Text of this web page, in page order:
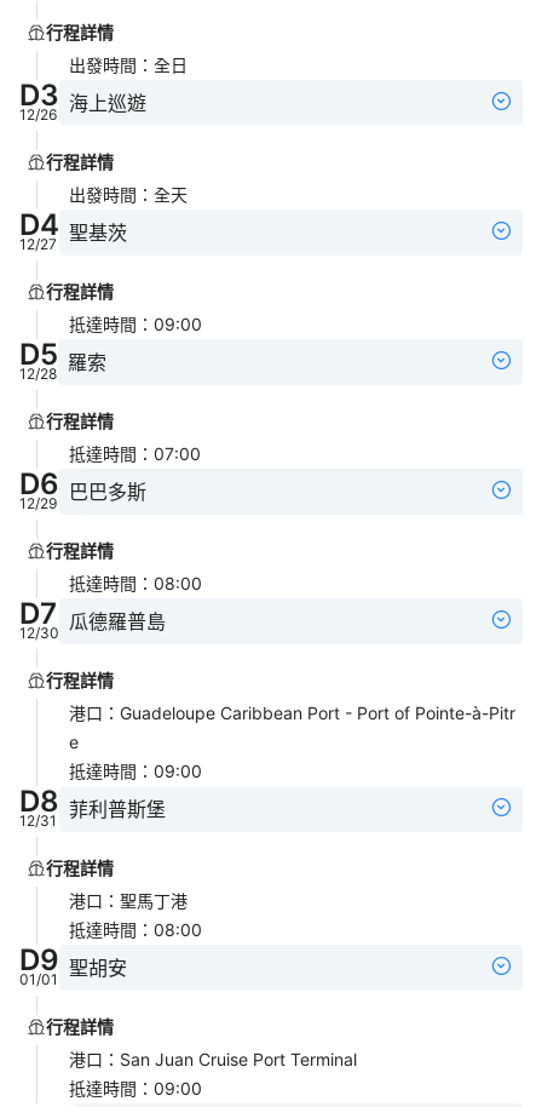
行程詳情
出發時間 ： 全日
D3
12/26 海上巡遊
行程詳情
出發時間 ： 全天
D4
12/27 聖基茨
行程詳情
抵達時間 ： 09:00
D5
12/28 羅索
行程詳情
抵達時間 ： 07:00
D6
12/29 巴巴多斯
行程詳情
抵達時間 ： 08:00
D7
12/30 瓜德羅普島
行程詳情
港口 ： Guadeloupe Caribbean Port - Port of Pointe-à-Pitr
e
抵達時間 ： 09:00
D8
12/31 菲利普斯堡
行程詳情
港口 ： 聖馬丁港
抵達時間 ： 08:00
D9
01/01 聖胡安
行程詳情
港口 ： San Juan Cruise Port Terminal
抵達時間 ： 09:00